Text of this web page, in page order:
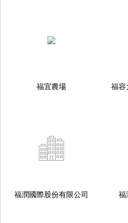
福宜農場
福容
福潤國際股份有限公司 福